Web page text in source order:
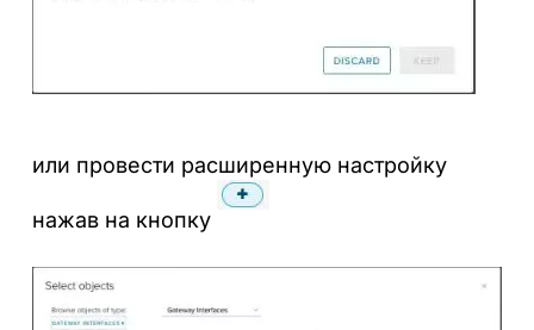
или провести расширенную настройку
нажав на кнопку